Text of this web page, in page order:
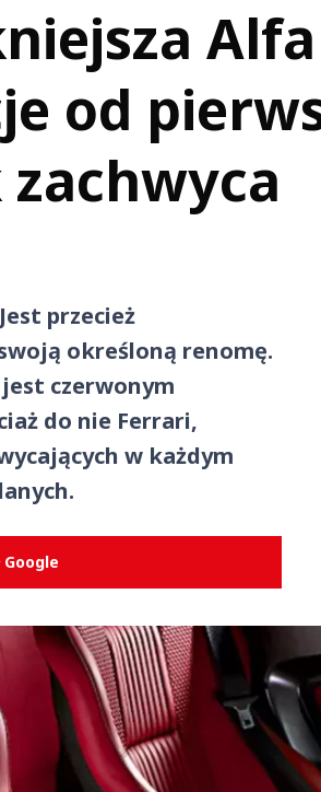
od
przecież
określoną renomę.
czerwonym
do nie Ferrari,
w każdym